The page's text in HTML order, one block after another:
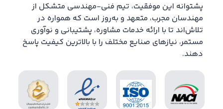
پشتوانه این موفقیت، تیم فنی-مهندسی متشکل از
مهندسان مجرب، متعهد و به‌روز است که همواره در
تلاش‌اند تا با ارائه خدمات مشاوره، پشتیبانی و نوآوری
مستمر، نیازهای صنایع مختلف را با بالاترین کیفیت پاسخ
دهند.